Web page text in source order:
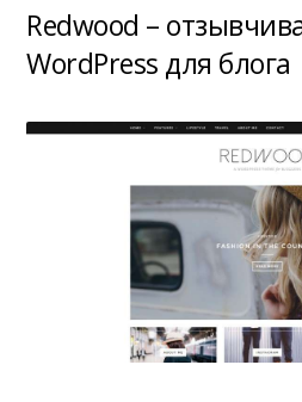
Redwood –
WordPress для блога